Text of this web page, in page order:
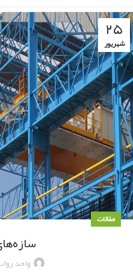
۲۵
شهریور
مقالات
واحد